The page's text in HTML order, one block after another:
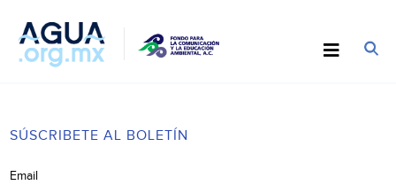
SÚSCRIBETE AL BOLETÍN
Email